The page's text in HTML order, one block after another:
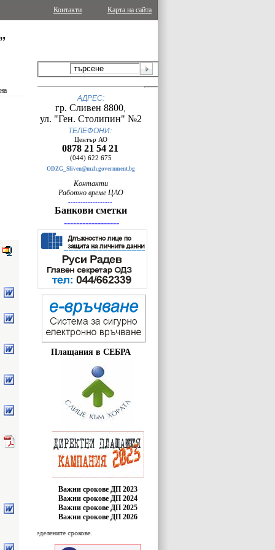
Карта на сайта
Контакти
АДРЕС:
гр. Сливен 8800,
ул. "Ген. Столипин" №2
ТЕЛЕФОНИ:
Център АО
0878 21 54 21
(044) 622 675
ODZG_Sliven@mzh.government.bg
Контакти
Работно време ЦАО
------------------
Банкови сметки
------------------
Плащания в СЕБРА
Важни срокове ДП 2023
Важни срокове ДП 2024
Важни срокове ДП 2025
Важни срокове ДП 2026
срокове.